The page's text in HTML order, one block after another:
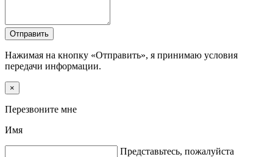
Отправить
Нажимая на кнопку «Отправить», я принимаю условия
передачи информации.
×
Перезвоните мне
Имя
Представьтесь, пожалуйста